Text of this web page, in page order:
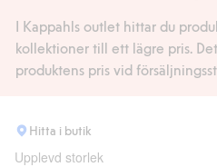
I Kappahls outlet hittar du
kollektioner till ett lägre pris.
produktens pris vid
Hitta i butik
Upplevd storlek